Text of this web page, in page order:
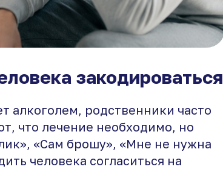
закодироваться
алкоголем, родственники часто
что лечение необходимо, но
«Сам брошу», «Мне не нужна
человека согласиться на